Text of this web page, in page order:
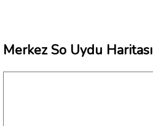
Merkez So Uydu Haritası